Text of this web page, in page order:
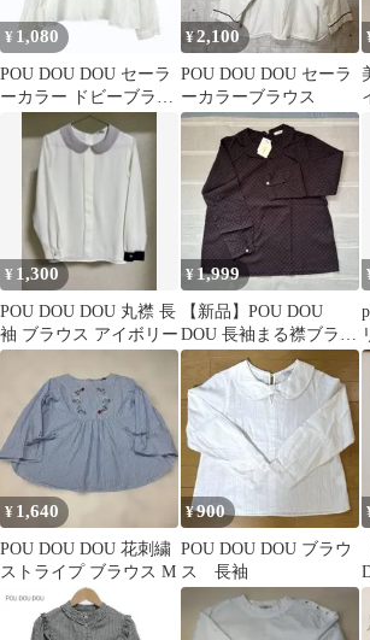
¥ 1,080
POU DOU DOU セーラ
ーカラー ドビーブラウ
ス 白 M ストライプ
¥2,100
POU DOU DOU セーラ
ーカラーブラウス
¥ 1,300
POU DOU DOU 丸襟 長
袖 ブラウス アイボリー
¥ 1,999
【新品】POU DOU
DOU 長袖まる襟ブラウ
ス ブラック
¥ 1,640
POU DOU DOU 花刺繍
ストライプ ブラウス M
¥900
POU DOU DOU ブラウ
ス 長袖